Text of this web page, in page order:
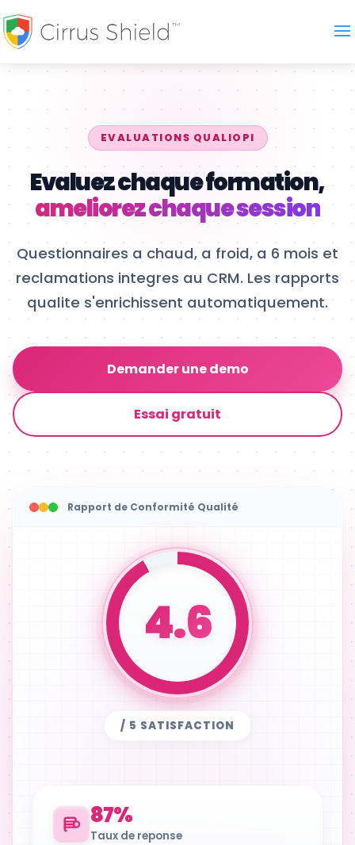
EVALUATIONS QUALIOPI
Evaluez chaque formation,
ameliorez chaque session
Questionnaires a chaud, a froid, a 6 mois et
reclamations integres au CRM. Les rapports
qualite s'enrichissent automatiquement.
Demander une demo
Essai gratuit
Rapport de Conformité Qualité
4.6
/ 5 SATISFACTION
87%
Taux de reponse